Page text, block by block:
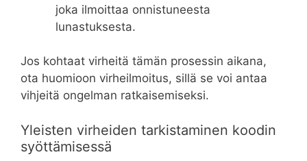
joka ilmoittaa onnistuneesta
lunastuksesta.
Jos kohtaat virheitä tämän prosessin aikana,
ota huomioon virheilmoitus, sillä se voi antaa
vihjeitä ongelman ratkaisemiseksi.
Yleisten virheiden tarkistaminen koodin
syöttämisessä